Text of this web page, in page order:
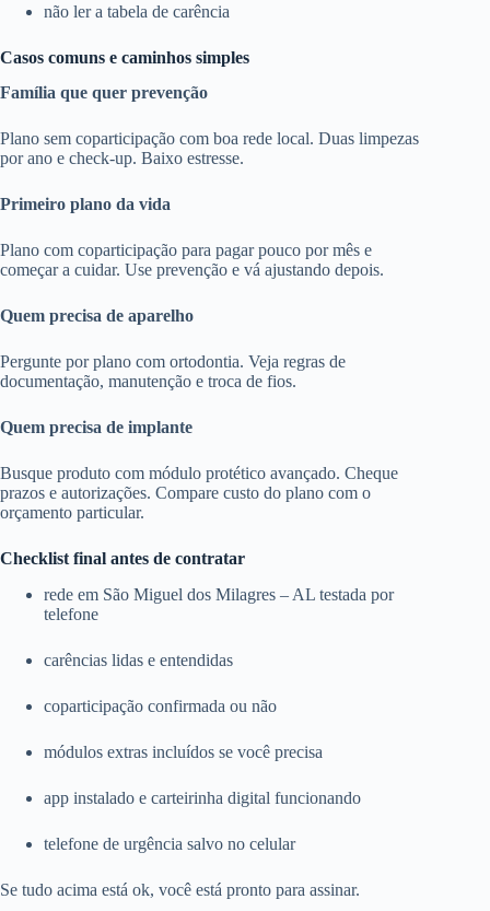
não ler a tabela de carência
Casos comuns e caminhos simples
Família que quer prevenção
Plano sem coparticipação com boa rede local. Duas limpezas
por ano e check-up. Baixo estresse.
Primeiro plano da vida
Plano com coparticipação para pagar pouco por mês e
começar a cuidar. Use prevenção e vá ajustando depois.
Quem precisa de aparelho
Pergunte por plano com ortodontia. Veja regras de
documentação, manutenção e troca de fios.
Quem precisa de implante
Busque produto com módulo protético avançado. Cheque
prazos e autorizações. Compare custo do plano com o
orçamento particular.
Checklist final antes de contratar
rede em São Miguel dos Milagres – AL testada por
telefone
carências lidas e entendidas
coparticipação confirmada ou não
módulos extras incluídos se você precisa
app instalado e carteirinha digital funcionando
telefone de urgência salvo no celular
Se tudo acima está ok, você está pronto para assinar.